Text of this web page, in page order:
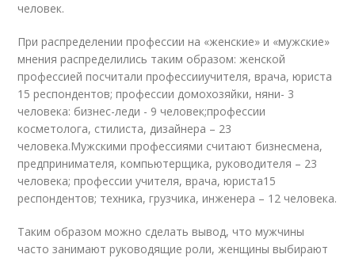
человек.
При распределении профессии на «женские» и «мужские»
мнения распределились таким образом: женской
профессией посчитали профессииучителя, врача, юриста
15 респондентов; профессии домохозяйки, няни- 3
человека: бизнес-леди - 9 человек;профессии
косметолога, стилиста, дизайнера – 23
человека.Мужскими профессиями считают бизнесмена,
предпринимателя, компьютерщика, руководителя – 23
человека; профессии учителя, врача, юриста15
респондентов; техника, грузчика, инженера – 12 человека.
Таким образом можно сделать вывод, что мужчины
часто занимают руководящие роли, женщины выбирают